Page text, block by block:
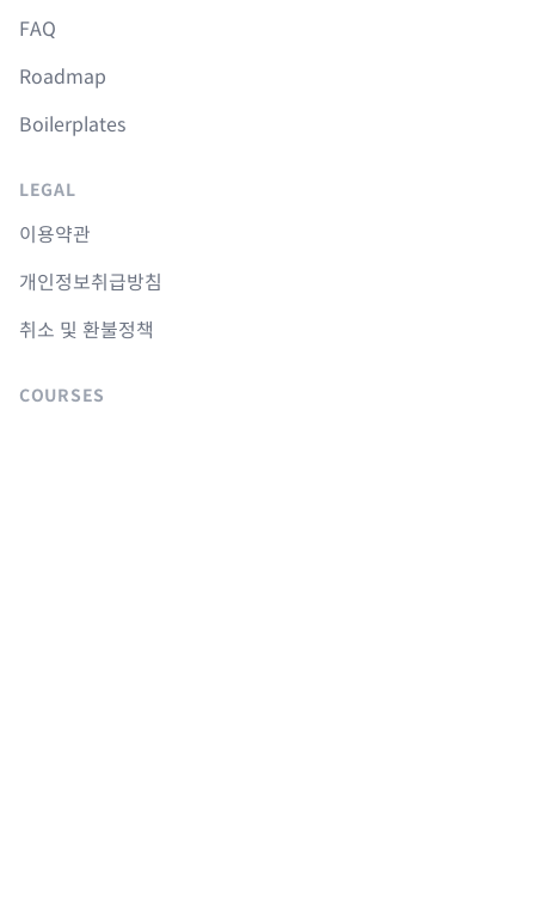
FAQ
Roadmap
Boilerplates
LEGAL
이용약관
개인정보취급방침
취소 및 환불정책
COURSES